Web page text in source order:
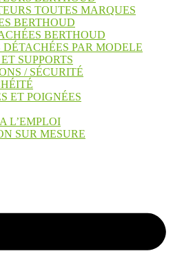
TOUTES MARQUES
BERTHOUD
BERTHOUD
DÉTACHÉES PAR MODELE
SUPPORTS
/ SÉCURITÉ
ET POIGNÉES
L’EMPLOI
SUR MESURE